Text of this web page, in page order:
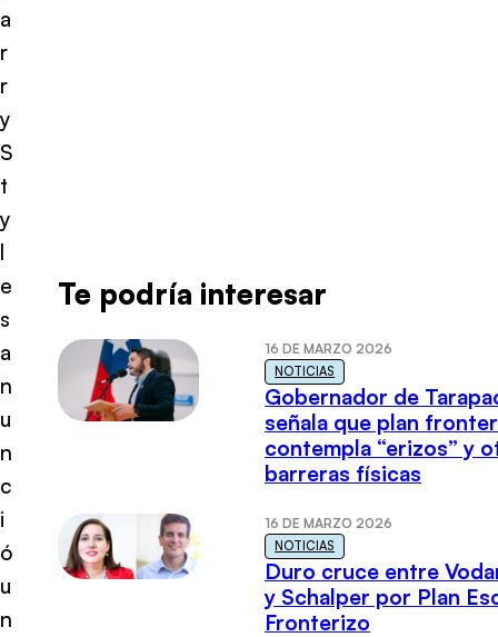
a
r
r
y
S
t
y
l
e
s
a
n
u
n
c
i
ó
u
n
Te podría interesar
16 DE MARZO 2026
NOTICIAS
Gobernador de
señala que plan
contempla “erizos” y
barreras físicas
16 DE MARZO 2026
NOTICIAS
Duro cruce entre
y Schalper por Plan
Fronterizo